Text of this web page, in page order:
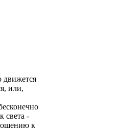
движется
или,
света -
к